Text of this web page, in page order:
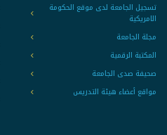
تسجيل الجامعة لدى موقع الحكومة
الامريكية
مجلة الجامعة
المكتبة الرقمية
صحيفة صدى الجامعة
مواقع أعضاء هيئة التدريس